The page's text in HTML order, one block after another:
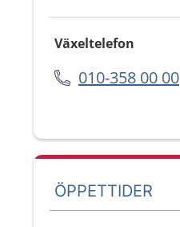
Växeltelefon
010-358 00 00
ÖPPETTIDER